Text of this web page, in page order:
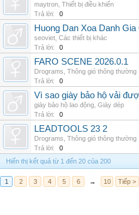
maytron Thiết bị điều khiển
Trả lời:
0
Huong Dan Xoa Danh
seoviet Các thiết bị khác
Trả lời:
0
FARO SCENE 2026.0.1
Drograms Thông gió thông thường
Trả lời:
0
Vì sao giày bảo hộ vải
giày bảo hộ lao động Giày dép
Trả lời:
0
LEADTOOLS 23 2
Drograms Thông gió thông thường
Trả lời:
0
Hiển thị kết quả từ 1 đến 20 của 200
1 2 3 4 5 6 → 10 Tiếp >